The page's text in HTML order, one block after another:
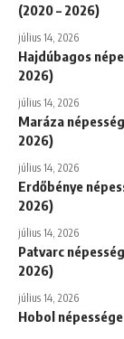
(2020 – 2026)
július 14, 2026
Hajdúbagos
2026)
július 14, 2026
Maráza
2026)
július 14, 2026
Erdőbénye
2026)
július 14, 2026
Patvarc
2026)
július 14, 2026
Hobol